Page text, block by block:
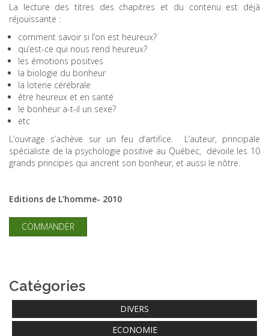
La lecture des titres des chapitres et du contenu est déjà
réjouissante :
comment savoir si l’on est heureux?
qu’est-ce qui nous rend heureux?
les émotions positves
la biologie du bonheur
la loterie cérébrale
être heureux et en santé
le bonheur a-t-il un sexe?
etc
L’ouvrage s’achève sur un feu d’artifice. L’auteur, principale
spécialiste de la psychologie positive au Québec, dévoile les 10
grands principes qui ancrent son bonheur, et aussi le nôtre.
Editions de L’homme- 2010
COMMANDER
Catégories
DIVERS
ECONOMIE